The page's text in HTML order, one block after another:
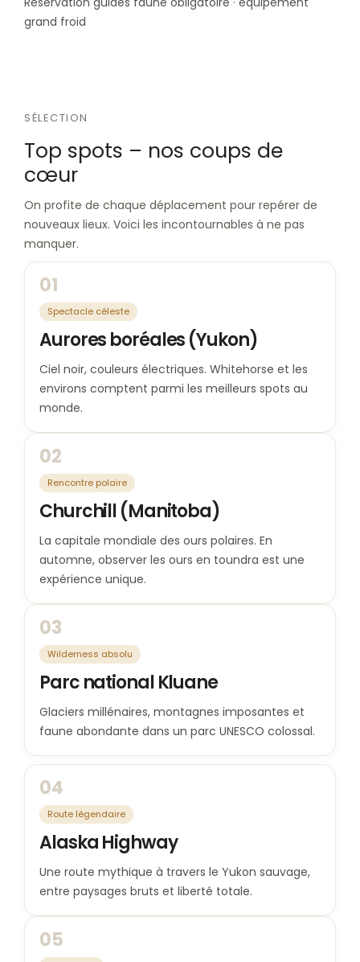
grand froid
SÉLECTION
Top spots – nos coups de
cœur
On profite de chaque déplacement pour repérer de
nouveaux lieux. Voici les incontournables à ne pas
manquer.
01
Spectacle céleste
Aurores boréales (Yukon)
Ciel noir, couleurs électriques. Whitehorse et les
environs comptent parmi les meilleurs spots au
monde.
02
Rencontre polaire
Churchill (Manitoba)
La capitale mondiale des ours polaires. En
automne, observer les ours en toundra est une
expérience unique.
03
Wilderness absolu
Parc national Kluane
Glaciers millénaires, montagnes imposantes et
faune abondante dans un parc UNESCO colossal.
04
Route légendaire
Alaska Highway
Une route mythique à travers le Yukon sauvage,
entre paysages bruts et liberté totale.
05